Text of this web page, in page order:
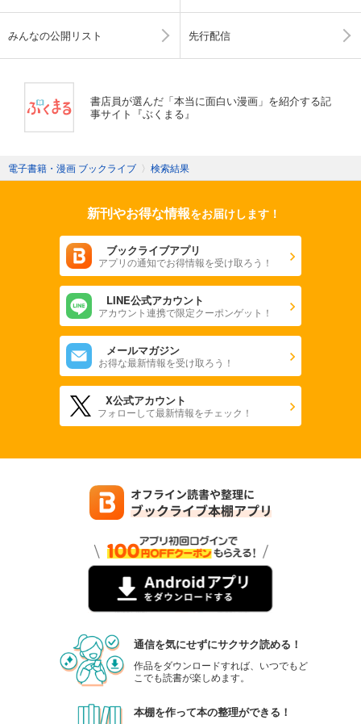
みんなの公開リスト 先行配信
書店員が選んだ「本当に面白い漫画」を紹介する記
事サイト『ぶくまる』
電子書籍・漫画 ブックライブ 〉 検索結果
新刊やお得な情報をお届けします！
ブックライブアプリ
アプリの通知でお得情報を受け取ろう！
LINE公式アカウント
アカウント連携で限定クーポンゲット！
メールマガジン
お得な最新情報を受け取ろう！
X公式アカウント
フォローして最新情報をチェック！
通信を気にせずにサクサク読める！
作品をダウンロードすれば、いつでもど
こでも読書が楽しめます。
本棚を作って本の整理ができる！